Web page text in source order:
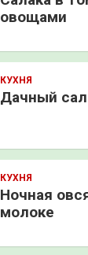
овощами
КУХНЯ
Дачный
КУХНЯ
Ночная
молоке